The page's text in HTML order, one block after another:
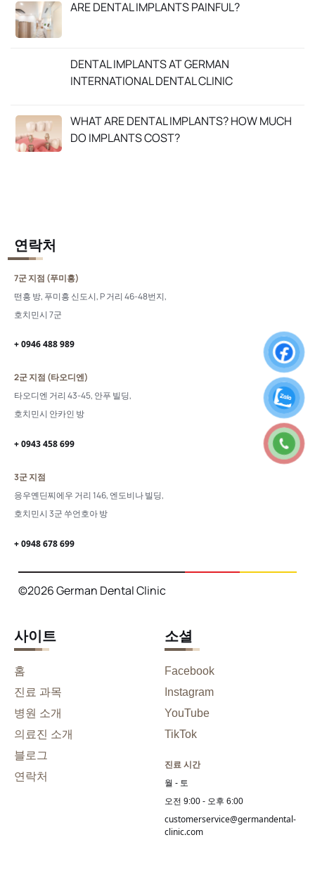
ARE DENTAL IMPLANTS PAINFUL?
DENTAL IMPLANTS AT GERMAN
INTERNATIONAL DENTAL CLINIC
WHAT ARE DENTAL IMPLANTS? HOW MUCH
DO IMPLANTS COST?
사이트
홈
진료 과목
병원 소개
의료진 소개
블로그
연락처
소셜
Facebook
Instagram
YouTube
TikTok
진료 시간
월 - 토
오전 9:00 - 오후 6:00
customerservice@germandental-
clinic.com
연락처
7군 지점 (푸미흥)
떤흥 방, 푸미흥 신도시, P 거리 46-48번지,
호치민시 7군
+ 0946 488 989
2군 지점 (타오디엔)
타오디엔 거리 43-45, 안푸 빌딩,
호치민시 안카인 방
+ 0943 458 699
3군 지점
응우옌딘찌에우 거리 146, 엔도비나 빌딩,
호치민시 3군 쑤언호아 방
+ 0948 678 699
©2026 German Dental Clinic